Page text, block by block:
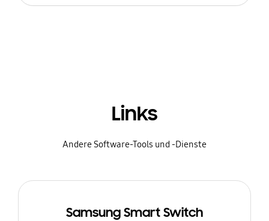
Links
Andere Software-Tools und -Dienste
Samsung Smart Switch